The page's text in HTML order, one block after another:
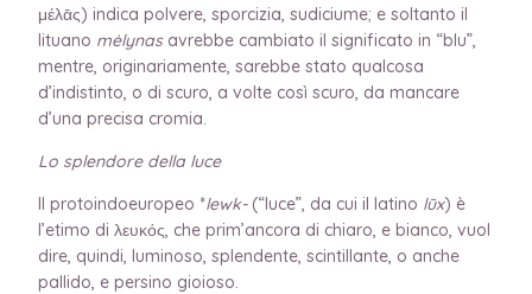
μέλᾱς) indica polvere, sporcizia, sudiciume; e soltanto il
lituano mėlynasavrebbe cambiato il significato in “blu”,
mentre, originariamente, sarebbe stato qualcosa
d’indistinto, o di scuro, a volte così scuro, da mancare
d’una precisa cromia.
Lo splendore della luce
Il protoindoeuropeo *lewk-(“luce”, da cui il latino lūx) è
l’etimo di λευκός, che prim’ancora di chiaro, e bianco, vuol
dire, quindi, luminoso, splendente, scintillante, o anche
pallido, e persino gioioso.